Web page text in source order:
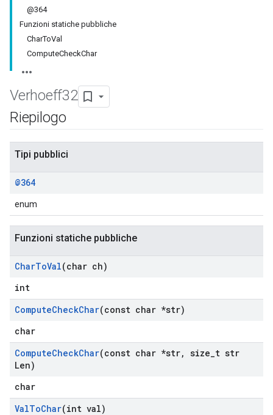
@364
Funzioni statiche pubbliche
CharToVal
ComputeCheckChar
Verhoeff32
Riepilogo
Tipi pubblici
@364
enum
Funzioni statiche pubbliche
CharToVal(char ch)
int
ComputeCheckChar(const char *str)
char
ComputeCheckChar(const char *str, size t str
Len)
char
ValToChar(int val)